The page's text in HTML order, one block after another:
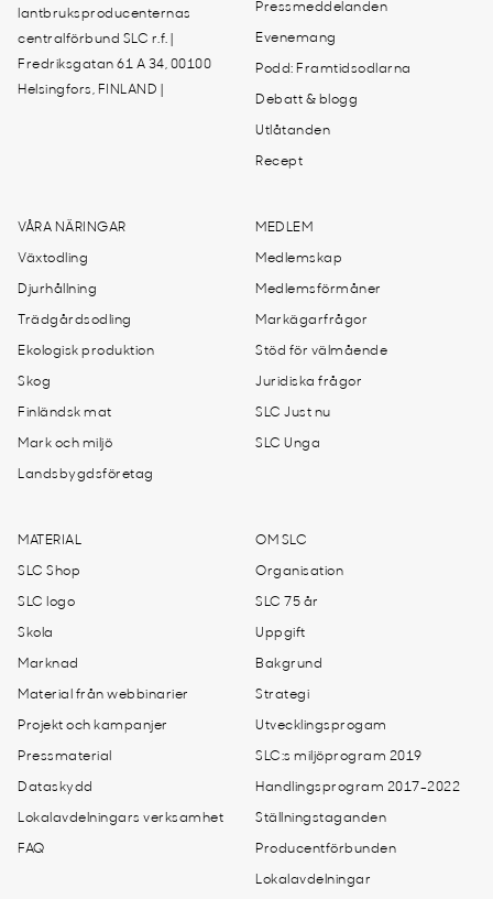
lantbruksproducenternas
centralförbund SLC r.f. |
Fredriksgatan 61 A 34, 00100
Helsingfors, FINLAND |
Pressmeddelanden
Evenemang
Podd: Framtidsodlarna
Debatt & blogg
Utlåtanden
Recept
VÅRA NÄRINGAR
Växtodling
Djurhållning
Trädgårdsodling
Ekologisk produktion
Skog
Finländsk mat
Mark och miljö
Landsbygdsföretag
MEDLEM
Medlemskap
Medlemsförmåner
Markägarfrågor
Stöd för välmående
Juridiska frågor
SLC Just nu
SLC Unga
MATERIAL
SLC Shop
SLC logo
Skola
Marknad
Material från webbinarier
Projekt och kampanjer
Pressmaterial
Dataskydd
Lokalavdelningars verksamhet
FAQ
OM SLC
Organisation
SLC 75 år
Uppgift
Bakgrund
Strategi
Utvecklingsprogam
SLC:s miljöprogram 2019
Handlingsprogram 2017-2022
Ställningstaganden
Producentförbunden
Lokalavdelningar